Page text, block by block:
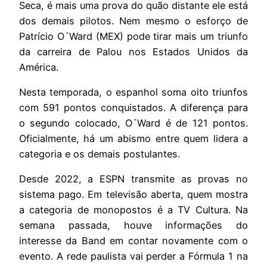
Seca, é mais uma prova do quão distante ele está
dos demais pilotos. Nem mesmo o esforço de
Patrício O´Ward (MEX) pode tirar mais um triunfo
da carreira de Palou nos Estados Unidos da
América.
Nesta temporada, o espanhol soma oito triunfos
com 591 pontos conquistados. A diferença para
o segundo colocado, O´Ward é de 121 pontos.
Oficialmente, há um abismo entre quem lidera a
categoria e os demais postulantes.
Desde 2022, a ESPN transmite as provas no
sistema pago. Em televisão aberta, quem mostra
a categoria de monopostos é a TV Cultura. Na
semana passada, houve informações do
interesse da Band em contar novamente com o
evento. A rede paulista vai perder a Fórmula 1 na